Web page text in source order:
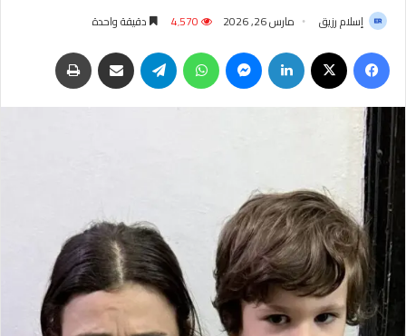
إسلام رزيق مارس 26, 2026 4٬570 دقيقة واحدة